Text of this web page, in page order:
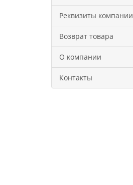
Реквизиты компании
Возврат товара
О компании
Контакты